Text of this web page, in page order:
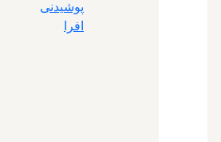
پوشیدنی
افرا